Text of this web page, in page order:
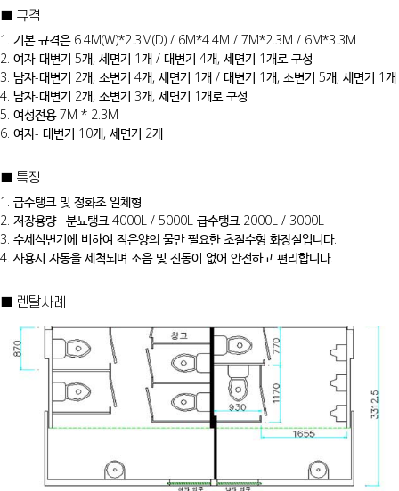
■ 규격
1. 기본 규격은 6.4M(W)*2.3M(D) / 6M*4.4M / 7M*2.3M / 6M*3.3M
2. 여자-대변기 5개, 세면기 1개 / 대변기 4개, 세면기 1개로 구성
3. 남자-대변기 2개, 소변기 4개, 세면기 1개 / 대변기 1개, 소변기 5개, 세면기 1개
4. 남자-대변기 2개, 소변기 3개, 세면기 1개로 구성
5. 여성전용 7M * 2.3M
6. 여자- 대변기 10개, 세면기 2개
■ 특징
1. 급수탱크 및 정화조 일체형
2. 저장용량 : 분뇨탱크 4000L / 5000L 급수탱크 2000L / 3000L
3. 수세식변기에 비하여 적은양의 물만 필요한 초절수형 화장실입니다.
4. 사용시 자동을 세척되며 소음 및 진동이 없어 안전하고 편리합니다.
■ 렌탈사례